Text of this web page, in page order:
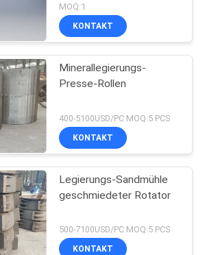
MOQ:1
KONTAKT
Minerallegierungs-
Presse-Rollen
400-5100USD/PC MOQ:5 PCS
KONTAKT
Legierungs-Sandmühle
geschmiedeter Rotator
500-7100USD/PC MOQ:5 PCS
KONTAKT